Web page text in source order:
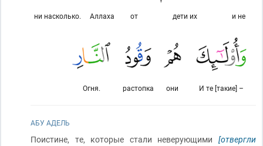
и не
дети их
от
Аллаха
ни насколько.
И те [такие] –
они
растопка
Огня.
АБУ АДЕЛЬ
Поистине, те, которые стали неверующими [отвергли